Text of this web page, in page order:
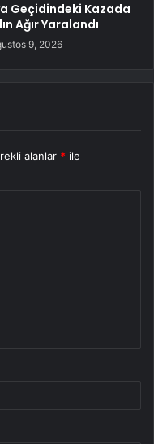
Geçidindeki Kazada
Ağır Yaralandı
9, 2026
alanlar * ile